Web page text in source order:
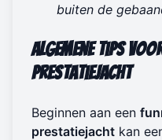
buiten de
Algemene Tips
Prestatiejacht
Beginnen aan een
prestatiejacht kan